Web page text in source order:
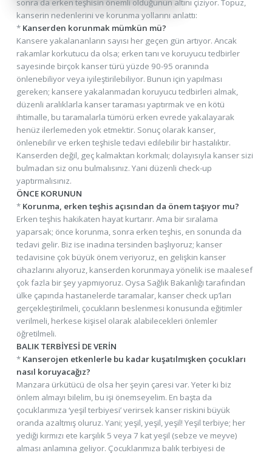
sonra da erken teşhisin önemli olduğunun altını çiziyor. Topuz,
kanserin nedenlerini ve korunma yollarını anlattı:
* Kanserden korunmak mümkün mü?
Kansere yakalananların sayısı her geçen gün artıyor. Ancak
rakamlar korkutucu da olsa; erken tanı ve koruyucu tedbirler
sayesinde birçok kanser türü yüzde 90-95 oranında
önlenebiliyor veya iyileştirilebiliyor. Bunun için yapılması
gereken; kansere yakalanmadan koruyucu tedbirleri almak,
düzenli aralıklarla kanser taraması yaptırmak ve en kötü
ihtimalle, bu taramalarla tümörü erken evrede yakalayarak
henüz ilerlemeden yok etmektir. Sonuç olarak kanser,
önlenebilir ve erken teşhisle tedavi edilebilir bir hastalıktır.
Kanserden değil, geç kalmaktan korkmalı; dolayısıyla kanser sizi
bulmadan siz onu bulmalısınız. Yani düzenli check-up
yaptırmalısınız.
ÖNCE KORUNUN
*Korunma, erken teşhis açısından da önem taşıyor mu?
Erken teşhis hakikaten hayat kurtarır. Ama bir sıralama
yaparsak; önce korunma, sonra erken teşhis, en sonunda da
tedavi gelir. Biz ise inadına tersinden başlıyoruz; kanser
tedavisine çok büyük önem veriyoruz, en gelişkin kanser
cihazlarını alıyoruz, kanserden korunmaya yönelik ise maalesef
çok fazla bir şey yapmıyoruz. Oysa Sağlık Bakanlığı tarafından
ülke çapında hastanelerde taramalar, kanser check up’ları
gerçekleştirilmeli, çocukların beslenmesi konusunda eğitimler
verilmeli, herkese kişisel olarak alabilecekleri önlemler
öğretilmeli.
BALIK TERBİYESİ DE VERİN
*Kanserojen etkenlerle bu kadar kuşatılmışken çocukları
nasıl koruyacağız?
Manzara ürkütücü de olsa her şeyin çaresi var. Yeter ki biz
önlem almayı bilelim, bu işi önemseyelim. En başta da
çocuklarımıza ‘yeşil terbiyesi’ verirsek kanser riskini büyük
oranda azaltmış oluruz. Yani; yeşil, yeşil, yeşil! Yeşil terbiye; her
yediği kırmızı ete karşılık 5 veya 7 kat yeşil (sebze ve meyve)
alması anlamına geliyor. Çocuklarımıza balık terbiyesi de